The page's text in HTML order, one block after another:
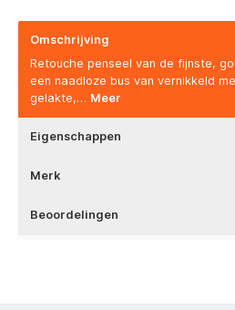
Omschrijving
Retouche penseel van de fijnste,
een naadloze bus van vernikkeld
gelakte,… Meer
Eigenschappen
Merk
Beoordelingen